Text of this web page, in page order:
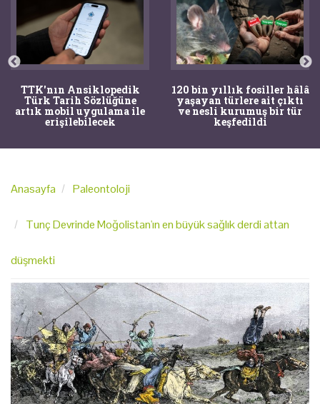
TTK'nın Ansiklopedik
Türk Tarih Sözlüğüne
artık mobil uygulama ile
erişilebilecek
120 bin yıllık fosiller hâlâ
yaşayan türlere ait çıktı
ve nesli kurumuş bir tür
keşfedildi
Anasayfa Paleontoloji
Tunç Devrinde Moğolistan'ın en büyük sağlık derdi attan
düşmekti